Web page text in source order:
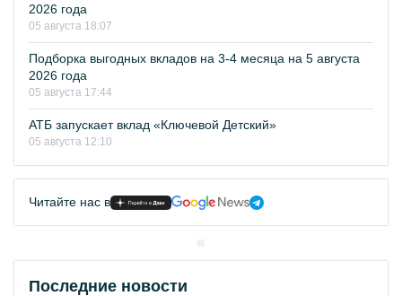
2026 года
05 августа 18:07
Подборка выгодных вкладов на 3-4 месяца на 5 августа
2026 года
05 августа 17:44
АТБ запускает вклад «Ключевой Детский»
05 августа 12:10
Читайте нас в
Последние новости